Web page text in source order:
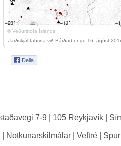
© Veðurstofa Íslands
Jarðskjálftahrina við Bárðarbungu 16. ágúst
7-9 | 105 Reykjavík |
Notkunarskilmálar Veftré